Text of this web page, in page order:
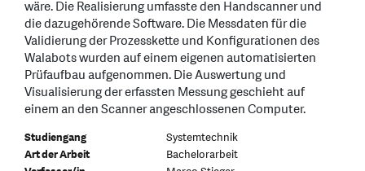
wäre. Die Realisierung umfasste den Handscanner und
die dazugehörende Software. Die Messdaten für die
Validierung der Prozesskette und Konfigurationen des
Walabots wurden auf einem eigenen automatisierten
Prüfaufbau aufgenommen. Die Auswertung und
Visualisierung der erfassten Messung geschieht auf
einem an den Scanner angeschlossenen Computer.
Studiengang
Systemtechnik
Art der Arbeit
Bachelorarbeit